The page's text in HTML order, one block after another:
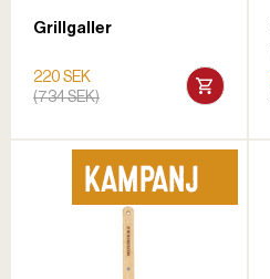
Grillgaller
220 SEK
(734 SEK)